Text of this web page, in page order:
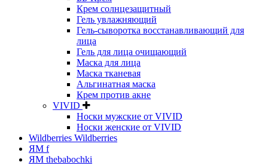
Крем солнцезащитный
Гель увлажняющий
Гель-сыворотка восстанавливающий для
лица
Гель для лица очищающий
Маска для лица
Маска тканевая
Альгинатная маска
Крем против акне
VIVID
Носки мужские от VIVID
Носки женские от VIVID
Wildberries Wildberries
ЯМ f
ЯМ thebabochki